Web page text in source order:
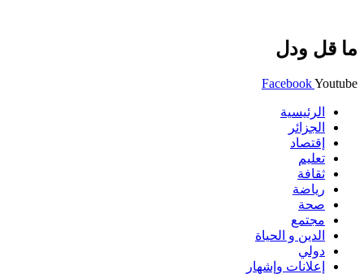
ما قل ودل
FacebookYoutube
الرئيسية
الجزائر
إقتصاد
تعليم
ثقافة
رياضة
صحة
مجتمع
الدين و الحياة
دولي
إعلانات وإشهار